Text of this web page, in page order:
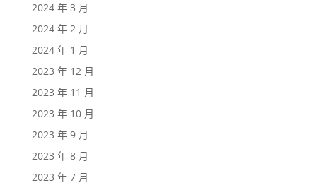
2024 年 3 月
2024 年 2 月
2024 年 1 月
2023 年 12 月
2023 年 11 月
2023 年 10 月
2023 年 9 月
2023 年 8 月
2023 年 7 月